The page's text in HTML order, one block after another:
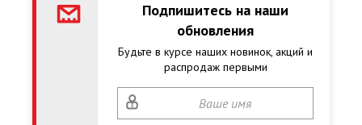
Подпишитесь на наши
обновления
Будьте в курсе наших новинок, акций и
распродаж первыми